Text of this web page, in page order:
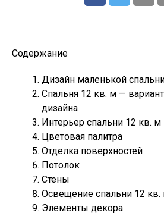
Содержание
Дизайн маленькой
Спальня 12 кв. м —
дизайна
Интерьер спальни 12 кв. м
Цветовая палитра
Отделка поверхностей
Потолок
Стены
Освещение спальни 12 кв.
Элементы декора